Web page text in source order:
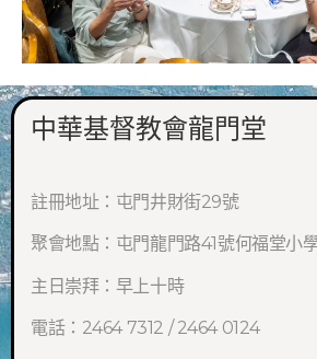
中華基督教會龍門堂
註冊地址：屯門井財街29號
聚會地點：屯門龍門路41號何福堂小
主日崇拜：早上十時
電話：2464 7312 / 2464 0124